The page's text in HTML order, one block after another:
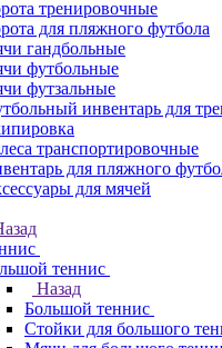
тренировочные
для пляжного футбола
гандбольные
футбольные
футзальные
инвентарь для
транспортировочные
для пляжного
для мячей
теннис
Назад
Большой теннис
Стойки для большого